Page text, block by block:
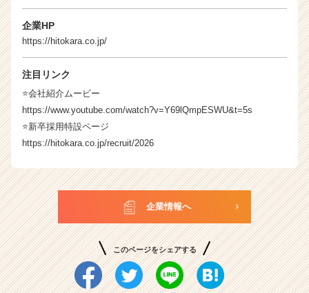
r
企業HP
https://hitokara.co.jp/
注目リンク
⭐️会社紹介ムービー
https://www.youtube.com/watch?v=Y69lQmpESWU&t=5s
⭐️新卒採用特設ページ
https://hitokara.co.jp/recruit/2026
企業情報へ
このページをシェアする